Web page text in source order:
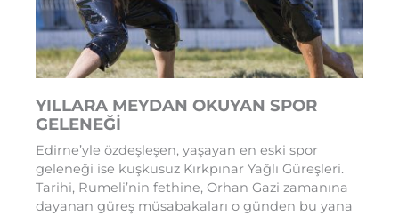
YILLARA MEYDAN OKUYAN SPOR
GELENEĞİ
Edirne’yle özdeşleşen, yaşayan en eski spor
geleneği ise kuşkusuz Kırkpınar Yağlı Güreşleri.
Tarihi, Rumeli’nin fethine, Orhan Gazi zamanına
dayanan güreş müsabakaları o günden bu yana